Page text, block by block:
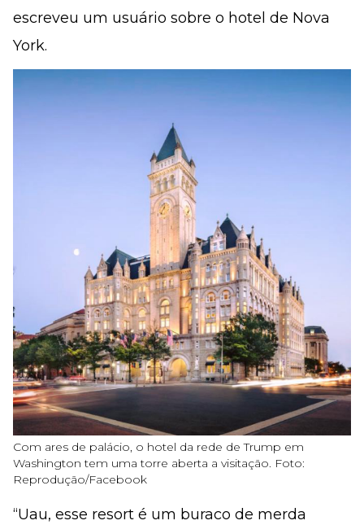
escreveu um usuário sobre o hotel de Nova
York.
Com ares de palácio, o hotel da rede de Trump em
Washington tem uma torre aberta a visitação. Foto:
Reprodução/Facebook
“Uau, esse resort é um buraco de merda